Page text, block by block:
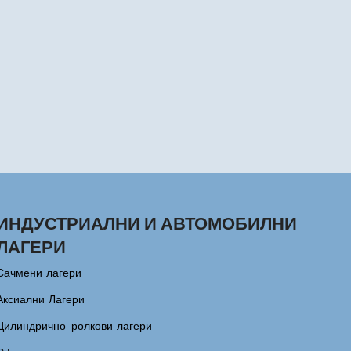
И АВТОМОБИЛНИ
лагери
Лагери
ролкови лагери